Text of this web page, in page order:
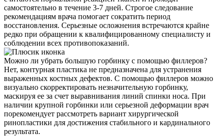
самостоятельно в течение 3-7 дней. Строгое следование
рекомендациям врача помогает сократить период
восстановления. Серьезные осложнения встречаются крайне
редко при обращении к квалифицированному специалисту и
соблюдении всех противопоказаний.
Можно ли убрать большую горбинку с помощью филлеров?
Нет, контурная пластика не предназначена для устранения
выраженных костных дефектов. С помощью филлеров можно
визуально скорректировать незначительную горбинку,
маскируя ее за счет выравнивания линий спинки носа. При
наличии крупной горбинки или серьезной деформации врач
порекомендует рассмотреть вариант хирургической
ринопластики для достижения стабильного и кардинального
результата.